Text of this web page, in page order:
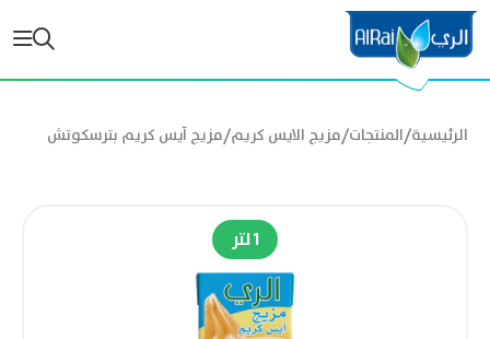
الرئيسية/المنتجات/مزيج الايس كريم/مزيج آيس كريم بترسكوتش
1 لتر